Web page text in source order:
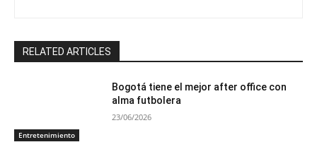
RELATED ARTICLES
Entretenimiento
Bogotá tiene el mejor after office con
alma futbolera
23/06/2026